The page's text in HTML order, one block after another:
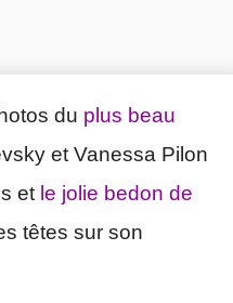
du plus beau
et Vanessa Pilon
et le jolie bedon de
têtes sur son